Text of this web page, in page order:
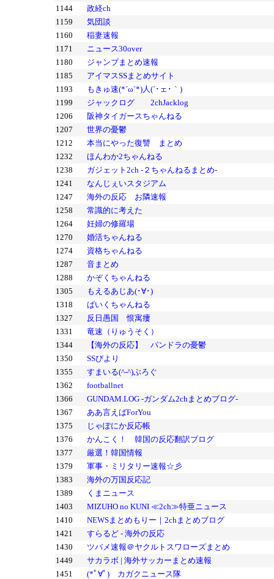
1144
政経ch
1159
気団談
1160
稲妻速報
1171
ニュース30over
1180
ジャンプまとめ速報
1185
アイマスSSまとめサイト
1193
もきゅ速(*´ω`*)人(´･ェ･｀)
1199
ジャックログ 2chJacklog
1206
阪神タイガースちゃんねる
1207
世界の憂鬱
1212
本当にやった復讐 まとめ
1232
ほんわか2ちゃんねる
1238
ガジェット2ch -２ちゃんねるまとめ-
1241
なんじぇいスタジアム
1247
海外の反応 お隣速報
1258
常識的に考えた
1264
妊婦の修羅場
1270
婚活ちゃんねる
1274
資格ちゃんねる
1287
音まとめ
1288
かぞくちゃんねる
1305
もえるあじあ(･∀･)
1318
ばいくちゃんねる
1327
反日愚国 恨寓瘻
1331
竜速（りゅうそく）
1344
【海外の反応】 パンドラの憂鬱
1350
SSびより
1355
すまいる(^-^)ぶろぐ
1362
footballnet
1366
GUNDAM.LOG -ガンダム2chまとめブログ-
1367
ああ言えばForYou
1375
じゃぽにか反応帳
1376
かんこく！ 韓国の反応翻訳ブログ
1377
厳選！韓国情報
1379
軍事・ミリタリー速報☆彡
1383
海外の万国反応記
1389
くまニュース
1403
MIZUHO no KUNI ≪2ch≫特亜ニュース
1410
NEWSまとめもりー｜2chまとめブログ
1421
すらるど - 海外の反応
1430
ツバメ速報＠ヤクルトスワローズまとめ
1449
サカラボ | 海外サッカーまとめ速報
1451
(*ﾟ∀ﾟ)ゞカガクニュース隊